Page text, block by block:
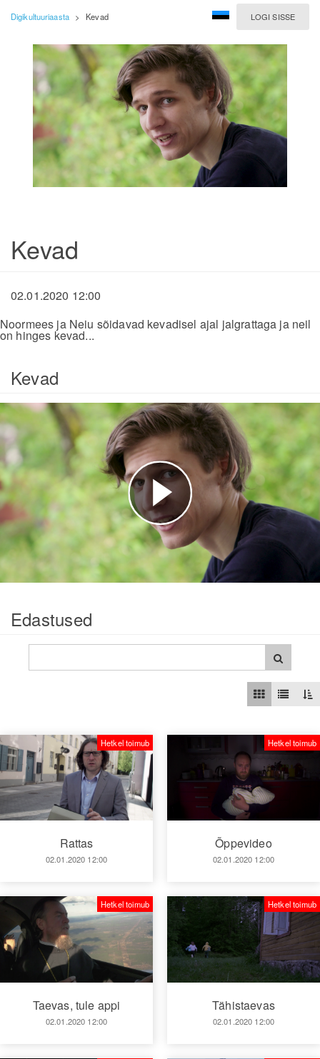
LOGI SISSE
Digikultuuriaasta > Kevad
Kevad
02.01.2020 12:00
Noormees ja Neiu sõidavad kevadisel ajal jalgrattaga ja neil
on hinges kevad...
Kevad
Esita
video
Edastused
Rattas
02.01.2020 12:00
Hetkel toimub
Õppevideo
02.01.2020 12:00
Hetkel toimub
Taevas, tule appi
02.01.2020 12:00
Hetkel toimub
Tähistaevas
02.01.2020 12:00
Hetkel toimub